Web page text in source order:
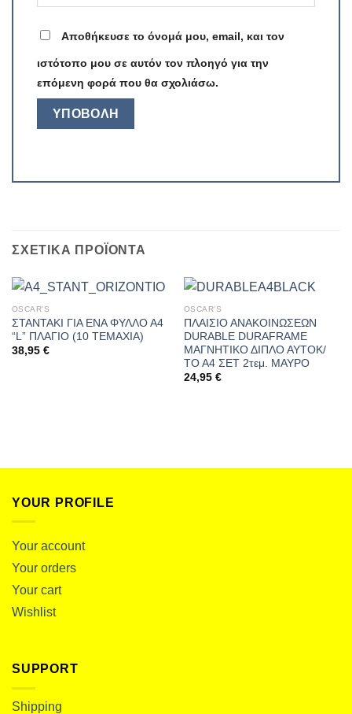
Αποθήκευσε το όνομά μου, email, και τον
ιστότοπο μου σε αυτόν τον πλοηγό για την
επόμενη φορά που θα σχολιάσω.
ΣΧΕΤΙΚΆ ΠΡΟΪΌΝΤΑ
OSCAR'S
ΣΤΑΝΤΑΚΙ ΓΙΑ ΕΝΑ ΦΥΛΛΟ Α4
“L” ΠΛΑΓΙΟ (10 TEMAXIA)
38,95 €
OSCAR'S
ΠΛΑΙΣΙΟ ΑΝΑΚΟΙΝΩΣΕΩΝ
DURABLE DURAFRAME
ΜΑΓΝΗΤΙΚΟ ΔΙΠΛΟ ΑΥΤΟΚ/
ΤΟ Α4 ΣΕΤ 2τεμ. ΜΑΥΡΟ
24,95 €
YOUR PROFILE
Your account
Your orders
Your cart
Wishlist
SUPPORT
Shipping